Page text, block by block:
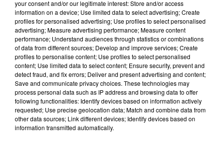
Vos missions: ponçage et polissage de produits en bois,
contrôle qualité visuel après finition et entretien et
rangement du poste de travail. Vous travaillerez la journée
du lundi au vendredi.Vous devez être issu d’une formation
sur le travail du bois (menuiserie, ébéniste …).
your consent and/or our legitimate interest: Store and/or access
information on a device; Use limited data to select advertising; Create
profiles for personalised advertising; Use profiles to select personalised
advertising; Measure advertising performance; Measure content
performance; Understand audiences through statistics or combinations
of data from different sources; Develop and improve services; Create
profiles to personalise content; Use profiles to select personalised
content; Use limited data to select content; Ensure security, prevent and
detect fraud, and fix errors; Deliver and present advertising and content;
Save and communicate privacy choices. These technologies may
process personal data such as IP address and browsing data to offer
following functionalities: Identify devices based on information actively
requested; Use precise geolocation data; Match and combine data from
other data sources; Link different devices; Identify devices based on
information transmitted automatically.